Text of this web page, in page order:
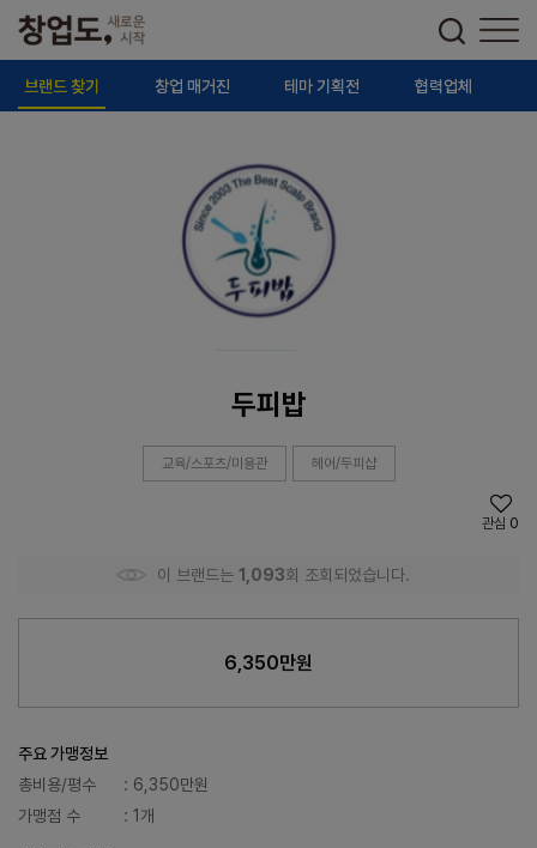
브랜드 찾기 창업 매거진 테마 기획전 협력업체
두피밥
교육/스포츠/미용관 헤어/두피샵
관심 0
이 브랜드는 1,093회 조회되었습니다.
6,350만원
주요 가맹정보
총비용/평수
: 6,350만원
가맹점 수
: 1개